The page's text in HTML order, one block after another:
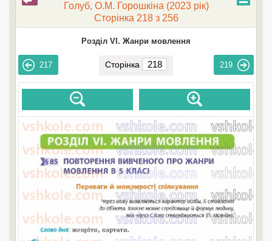
Голуб, О.М. Горошкіна (2023 рік)
Сторінка 218 з 256
Розділ VI. Жанри мовлення
217 Сторінка 219